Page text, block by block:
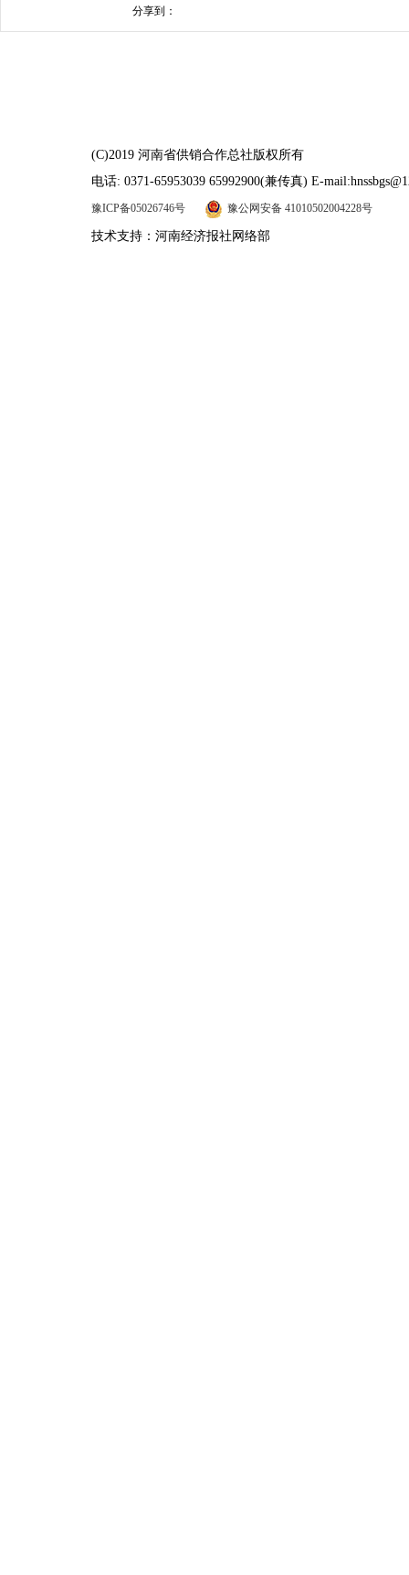
分享到：
(C)2019 河南省供销合作总社版权所有
电话: 0371-65953039 65992900(兼传真) E-
豫ICP备05026746号 豫公网安备 41010502004228号
技术支持：河南经济报社网络部